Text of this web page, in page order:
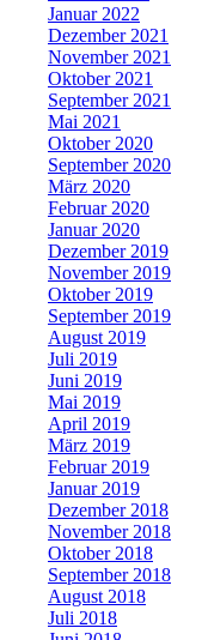
Januar 2022
Dezember 2021
November 2021
Oktober 2021
September 2021
Mai 2021
Oktober 2020
September 2020
März 2020
Februar 2020
Januar 2020
Dezember 2019
November 2019
Oktober 2019
September 2019
August 2019
Juli 2019
Juni 2019
Mai 2019
April 2019
März 2019
Februar 2019
Januar 2019
Dezember 2018
November 2018
Oktober 2018
September 2018
August 2018
Juli 2018